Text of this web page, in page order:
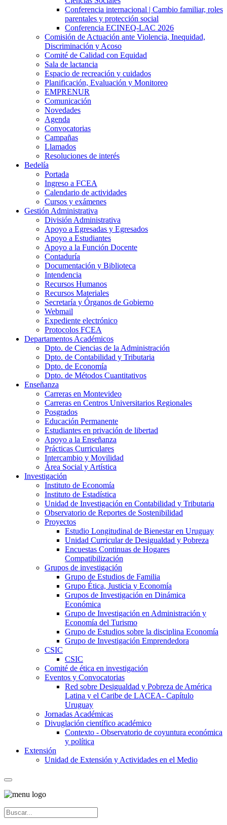
Conferencia internacional | Cambio familiar, roles
parentales y protección social
Conferencia ECINEQ-LAC 2026
Comisión de Actuación ante Violencia, Inequidad,
Discriminación y Acoso
Comité de Calidad con Equidad
Sala de lactancia
Espacio de recreación y cuidados
Planificación, Evaluación y Monitoreo
EMPRENUR
Comunicación
Novedades
Agenda
Convocatorias
Campañas
Llamados
Resoluciones de interés
Bedelía
Portada
Ingreso a FCEA
Calendario de actividades
Cursos y exámenes
Gestión Administrativa
División Administrativa
Apoyo a Egresadas y Egresados
Apoyo a Estudiantes
Apoyo a la Función Docente
Contaduría
Documentación y Biblioteca
Intendencia
Recursos Humanos
Recursos Materiales
Secretaría y Órganos de Gobierno
Webmail
Expediente electrónico
Protocolos FCEA
Departamentos Académicos
Dpto. de Ciencias de la Administración
Dpto. de Contabilidad y Tributaria
Dpto. de Economía
Dpto. de Métodos Cuantitativos
Enseñanza
Carreras en Montevideo
Carreras en Centros Universitarios Regionales
Posgrados
Educación Permanente
Estudiantes en privación de libertad
Apoyo a la Enseñanza
Prácticas Curriculares
Intercambio y Movilidad
Área Social y Artística
Investigación
Instituto de Economía
Instituto de Estadística
Unidad de Investigación en Contabilidad y Tributaria
Observatorio de Reportes de Sostenibilidad
Proyectos
Estudio Longitudinal de Bienestar en Uruguay
Unidad Curricular de Desigualdad y Pobreza
Encuestas Continuas de Hogares
Compatibilización
Grupos de investigación
Grupo de Estudios de Familia
Grupo Ética, Justicia y Economía
Grupos de Investigación en Dinámica
Económica
Grupo de Investigación en Administración y
Economía del Turismo
Grupo de Estudios sobre la disciplina Economía
Grupo de Investigación Emprendedora
CSIC
CSIC
Comité de ética en investigación
Eventos y Convocatorias
Red sobre Desigualdad y Pobreza de América
Latina y el Caribe de LACEA- Capítulo
Uruguay
Jornadas Académicas
Divuglación científico académico
Contexto - Observatorio de coyuntura económica
y política
Extensión
Unidad de Extensión y Actividades en el Medio